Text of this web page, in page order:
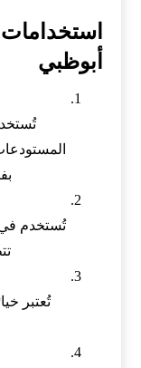
أبوظبي
تُستخدم في
تُعتبر